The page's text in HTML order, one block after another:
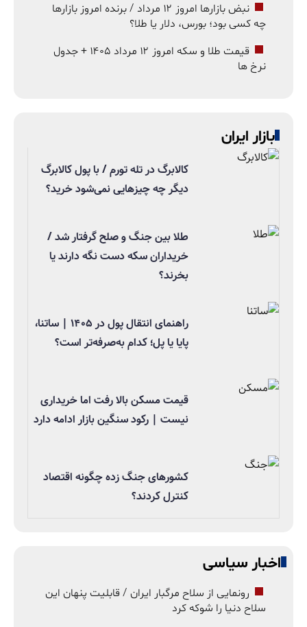
نبض بازارها امروز ۱۲ مرداد / برنده امروز بازارها
چه کسی بود؛ بورس، دلار یا طلا؟
قیمت طلا و سکه امروز ۱۲ مرداد ۱۴۰۵ + جدول
نرخ ها
بازار ایران
کالابرگ در تله تورم / با پول کالابرگ
دیگر چه چیزهایی نمی‌شود خرید؟
طلا بین جنگ و صلح گرفتار شد /
خریداران سکه دست نگه دارند یا
بخرند؟
راهنمای انتقال پول در ۱۴۰۵ | ساتنا،
پایا یا پل؛ کدام به‌صرفه‌تر است؟
قیمت مسکن بالا رفت اما خریداری
نیست | رکود سنگین بازار ادامه دارد
کشورهای جنگ زده چگونه اقتصاد
کنترل کردند؟
اخبار سیاسی
رونمایی از سلاح مرگبار ایران / قابلیت پنهان این
سلاح دنیا را شوکه کرد